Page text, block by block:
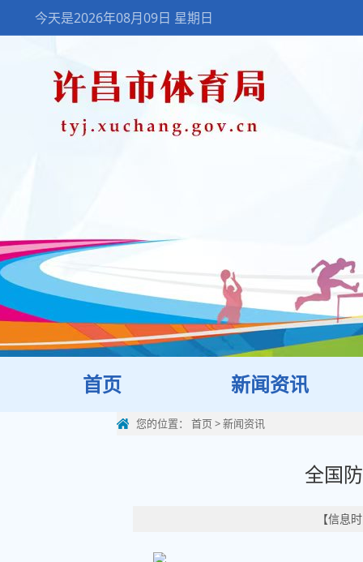
今天是2026年08月09日 星期日
首页 新闻资讯
您的位置： 首页 >新闻资讯
全国
【信息